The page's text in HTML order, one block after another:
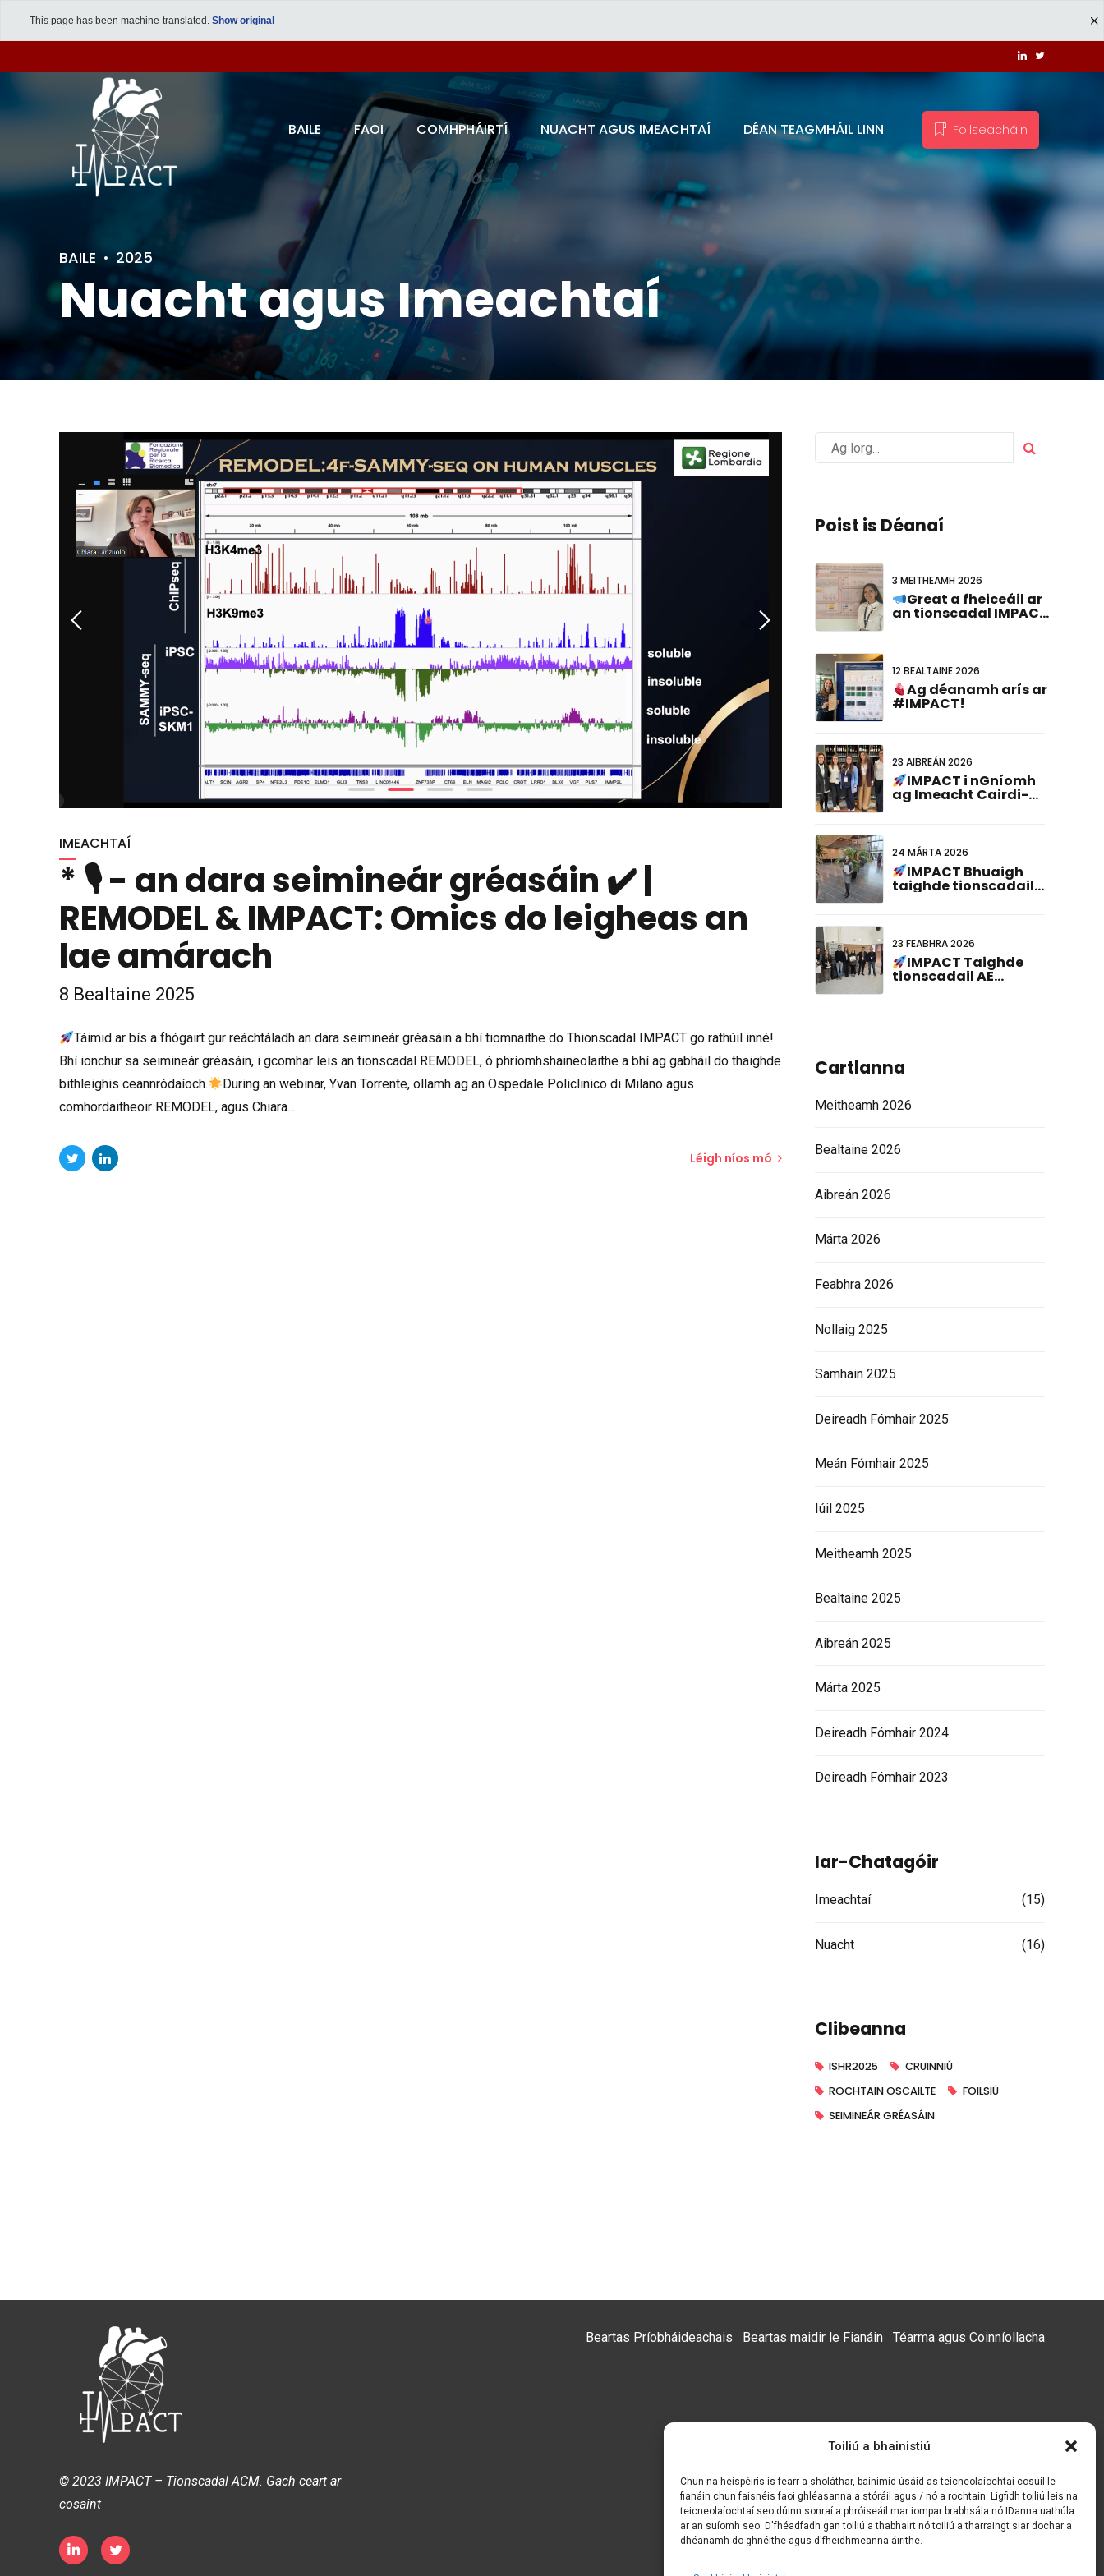
This page has been machine-translated. Show original
Toiliú a bhainistiú
Chun na heispéiris is fearr a sholáthar, bainimid úsáid as teicneolaíochtaí cosúil le
fianáin chun faisnéis faoi ghléasanna a stóráil agus / nó a rochtain. Ligfidh toiliú leis na
teicneolaíochtaí seo dúinn sonraí a phróiseáil mar iompar brabhsála nó IDanna uathúla
ar an suíomh seo. D'fhéadfadh gan toiliú a thabhairt nó toiliú a tharraingt siar dochar a
dhéanamh do ghnéithe agus d'fheidhmeanna áirithe.
Foilseacháin
BAILE FAOI COMHPHÁIRTÍ NUACHT AGUS IMEACHTAÍ DÉAN TEAGMHÁIL LINN
BAILE 2025
Nuacht agus Imeachtaí
IMEACHTAÍ
* 🎙 - an dara seimineár gréasáin ✔ |
REMODEL & IMPACT: Omics do leigheas an
lae amárach
8 Bealtaine 2025
Táimid ar bís a fhógairt gur reáchtáladh an dara seimineár gréasáin a bhí tiomnaithe do Thionscadal IMPACT go rathúil inné!
Bhí ionchur sa seimineár gréasáin, i gcomhar leis an tionscadal REMODEL, ó phríomhshaineolaithe a bhí ag gabháil do thaighde
bithleighis ceannródaíoch.
During an webinar, Yvan Torrente, ollamh ag an Ospedale Policlinico di Milano agus
comhordaitheoir REMODEL, agus Chiara...
Léigh níos mó
Poist is Déanaí
3 MEITHEAMH 2026
Great a fheiceáil ar
an tionscadal IMPACT
12 BEALTAINE 2026
Ag déanamh arís ar
#IMPACT!
23 AIBREÁN 2026
IMPACT i nGníomh
ag Imeacht Cairdi-
24 MÁRTA 2026
IMPACT Bhuaigh
taighde tionscadail
Comhchruinniú
Ollainnis-
Ghearmáinis!
23 FEABHRA 2026
IMPACT Taighde
tionscadail AE
Cartlanna
Meitheamh 2026
Bealtaine 2026
Aibreán 2026
Márta 2026
Feabhra 2026
Nollaig 2025
Samhain 2025
Deireadh Fómhair 2025
Meán Fómhair 2025
Iúil 2025
Meitheamh 2025
Bealtaine 2025
Aibreán 2025
Márta 2025
Deireadh Fómhair 2024
Deireadh Fómhair 2023
Iar-Chatagóir
Imeachtaí (15)
Nuacht (16)
Clibeanna
ISHR2025
CRUINNIÚ
ROCHTAIN OSCAILTE
FOILSIÚ
SEIMINEÁR GRÉASÁIN
© 2023 IMPACT – Tionscadal ACM. Gach ceart ar
cosaint
Beartas Príobháideachais Beartas maidir le Fianáin Téarma agus Coinníollacha